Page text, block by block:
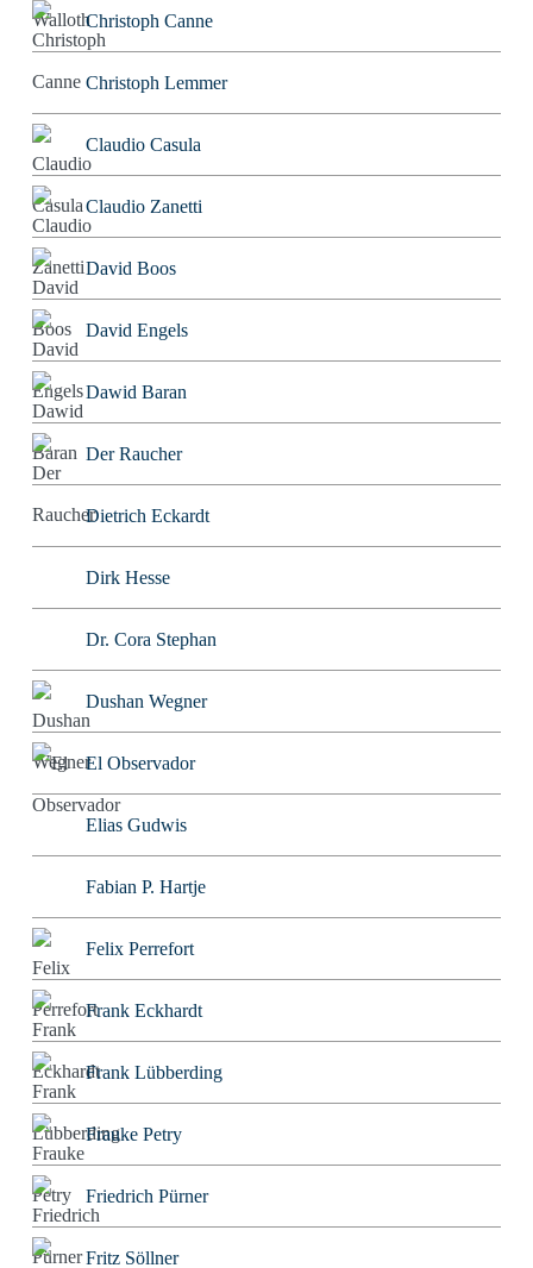
Christoph Canne
Christoph Lemmer
Claudio Casula
Claudio Zanetti
David Boos
David Engels
Dawid Baran
Der Raucher
Dietrich Eckardt
Dirk Hesse
Dr. Cora Stephan
Dushan Wegner
El Observador
Elias Gudwis
Fabian P. Hartje
Felix Perrefort
Frank Eckhardt
Frank Lübberding
Frauke Petry
Friedrich Pürner
Fritz Söllner